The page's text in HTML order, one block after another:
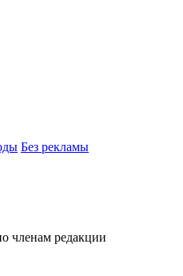
Без рекламы
членам редакции